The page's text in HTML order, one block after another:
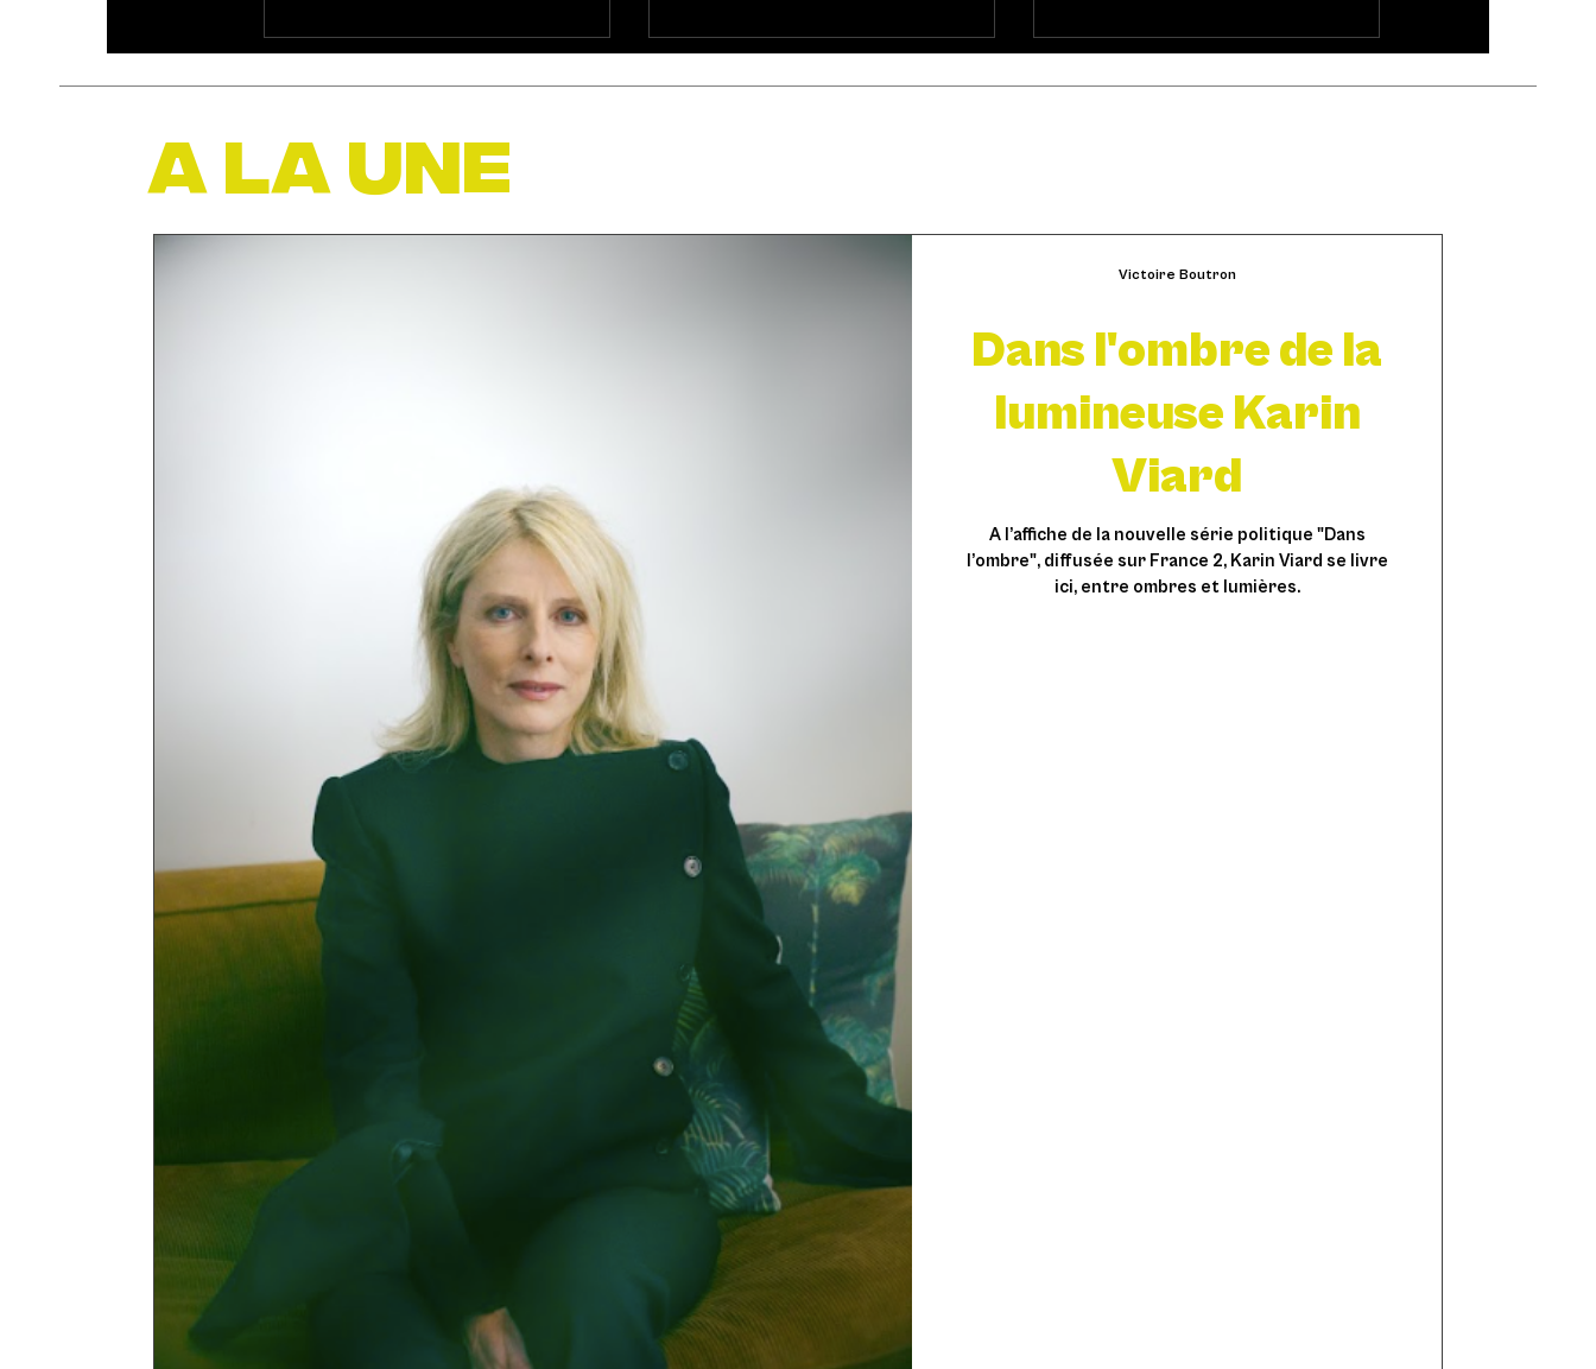
A LA UNE
Dans l'ombre de la
lumineuse Karin
Viard
A l’affiche de la nouvelle série politique "Dans
l’ombre", diffusée sur France 2, Karin Viard se livre
ici, entre ombres et lumières.
Victoire Boutron